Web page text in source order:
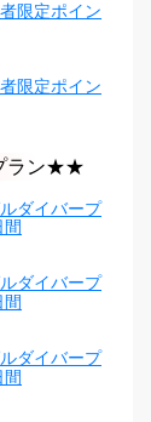
限定ポイン
限定ポイン
ラン★★
ダイバープ
ダイバープ
ダイバープ